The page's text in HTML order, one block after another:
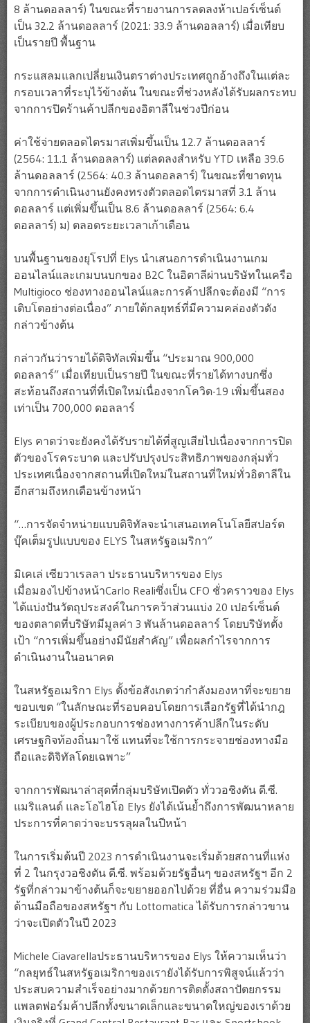
8 ล้านดอลลาร์) ในขณะที่รายงานการลดลงห้าเปอร์เซ็นต์
เป็น 32.2 ล้านดอลลาร์ (2021: 33.9 ล้านดอลลาร์) เมื่อเทียบ
เป็นรายปี พื้นฐาน
กระแสลมแลกเปลี่ยนเงินตราต่างประเทศถูกอ้างถึงในแต่ละ
กรอบเวลาที่ระบุไว้ข้างต้น ในขณะที่ช่วงหลังได้รับผลกระทบ
จากการปิดร้านค้าปลีกของอิตาลีในช่วงปีก่อน
ค่าใช้จ่ายตลอดไตรมาสเพิ่มขึ้นเป็น 12.7 ล้านดอลลาร์
(2564: 11.1 ล้านดอลลาร์) แต่ลดลงสำหรับ YTD เหลือ 39.6
ล้านดอลลาร์ (2564: 40.3 ล้านดอลลาร์) ในขณะที่ขาดทุน
จากการดำเนินงานยังคงทรงตัวตลอดไตรมาสที่ 3.1 ล้าน
ดอลลาร์ แต่เพิ่มขึ้นเป็น 8.6 ล้านดอลลาร์ (2564: 6.4
ดอลลาร์) ม) ตลอดระยะเวลาเก้าเดือน
บนพื้นฐานของยุโรปที่ Elys นำเสนอการดำเนินงานเกม
ออนไลน์และเกมบนบกของ B2C ในอิตาลีผ่านบริษัทในเครือ
Multigioco ช่องทางออนไลน์และการค้าปลีกจะต้องมี “การ
เติบโตอย่างต่อเนื่อง” ภายใต้กลยุทธ์ที่มีความคล่องตัวดัง
กล่าวข้างต้น
กล่าวกันว่ารายได้ดิจิทัลเพิ่มขึ้น “ประมาณ 900,000
ดอลลาร์” เมื่อเทียบเป็นรายปี ในขณะที่รายได้ทางบกซึ่ง
สะท้อนถึงสถานที่ที่เปิดใหม่เนื่องจากโควิด-19 เพิ่มขึ้นสอง
เท่าเป็น 700,000 ดอลลาร์
Elys คาดว่าจะยังคงได้รับรายได้ที่สูญเสียไปเนื่องจากการปิด
ตัวของโรคระบาด และปรับปรุงประสิทธิภาพของกลุ่มทั่ว
ประเทศเนื่องจากสถานที่เปิดใหม่ในสถานที่ใหม่ทั่วอิตาลีใน
อีกสามถึงหกเดือนข้างหน้า
“…การจัดจำหน่ายแบบดิจิทัลจะนำเสนอเทคโนโลยีสปอร์ต
บุ๊คเต็มรูปแบบของ ELYS ในสหรัฐอเมริกา”
มิเคเล่ เซียวาเรลลา ประธานบริหารของ Elys
เมื่อมองไปข้างหน้าCarlo Realiซึ่งเป็น CFO ชั่วคราวของ Elys
ได้แบ่งปันวัตถุประสงค์ในการคว้าส่วนแบ่ง 20 เปอร์เซ็นต์
ของตลาดที่บริษัทมีมูลค่า 3 พันล้านดอลลาร์ โดยบริษัทตั้ง
เป้า “การเพิ่มขึ้นอย่างมีนัยสำคัญ” เพื่อผลกำไรจากการ
ดำเนินงานในอนาคต
ในสหรัฐอเมริกา Elys ตั้งข้อสังเกตว่ากำลังมองหาที่จะขยาย
ขอบเขต “ในลักษณะที่รอบคอบโดยการเลือกรัฐที่ได้นำกฎ
ระเบียบของผู้ประกอบการช่องทางการค้าปลีกในระดับ
เศรษฐกิจท้องถิ่นมาใช้ แทนที่จะใช้การกระจายช่องทางมือ
ถือและดิจิทัลโดยเฉพาะ”
จากการพัฒนาล่าสุดที่กลุ่มบริษัทเปิดตัว ทั่ววอชิงตัน ดี.ซี.
แมริแลนด์ และโอไฮโอ Elys ยังได้เน้นย้ำถึงการพัฒนาหลาย
ประการที่คาดว่าจะบรรลุผลในปีหน้า
ในการเริ่มต้นปี 2023 การดำเนินงานจะเริ่มด้วยสถานที่แห่ง
ที่ 2 ในกรุงวอชิงตัน ดี.ซี. พร้อมด้วยรัฐอื่นๆ ของสหรัฐฯ อีก 2
รัฐที่กล่าวมาข้างต้นก็จะขยายออกไปด้วย ที่อื่น ความร่วมมือ
ด้านมือถือของสหรัฐฯ กับ Lottomatica ได้รับการกล่าวขาน
ว่าจะเปิดตัวในปี 2023
Michele Ciavarellaประธานบริหารของ Elys ให้ความเห็นว่า
“กลยุทธ์ในสหรัฐอเมริกาของเรายังได้รับการพิสูจน์แล้วว่า
ประสบความสำเร็จอย่างมากด้วยการติดตั้งสถาปัตยกรรม
แพลตฟอร์มค้าปลีกทั้งขนาดเล็กและขนาดใหญ่ของเราด้วย